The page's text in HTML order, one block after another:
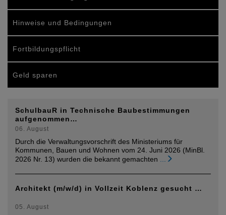
Hinweise und Bedingungen
Fortbildungspflicht
Geld sparen
SchulbauR in Technische Baubestimmungen
aufgenommen…
06. August
Durch die Verwaltungsvorschrift des Ministeriums für
Kommunen, Bauen und Wohnen vom 24. Juni 2026 (MinBl.
2026 Nr. 13) wurden die bekannt gemachten ...
Architekt (m/w/d) in Vollzeit Koblenz gesucht …
05. August